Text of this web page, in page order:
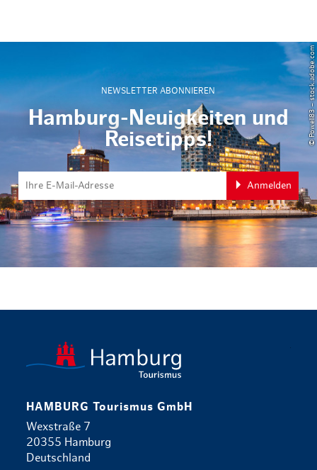
NEWSLETTER ABONNIEREN
Hamburg-Neuigkeiten und
Reisetipps!
Anmelden
© Powell83 – stock.adobe.com
HAMBURG Tourismus GmbH
Wexstraße 7
20355 Hamburg
Deutschland